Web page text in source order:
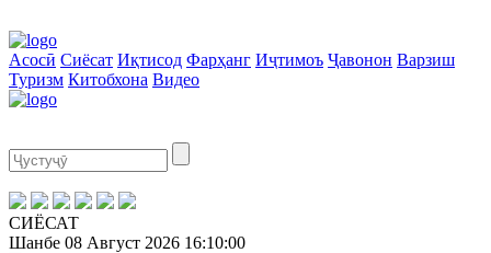
Асосӣ Сиёсат Иқтисод Фарҳанг Иҷтимоъ Ҷавонон Варзиш
Туризм Китобхона Видео
СИЁСАТ
Шанбе 08 Август 2026 16:10:00